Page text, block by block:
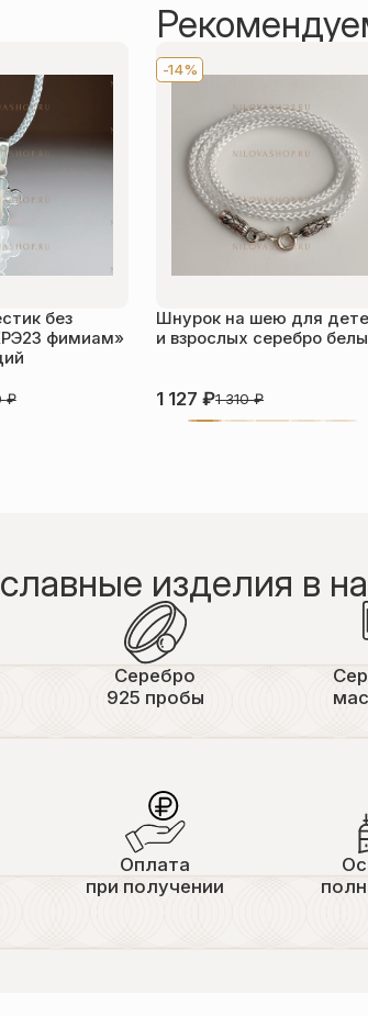
без
фимиам»
₽
-14%
Шнурок на шею для
и взрослых серебро
1 127₽1 310₽
изделия в
Серебро
925 пробы
Оплата
при получении